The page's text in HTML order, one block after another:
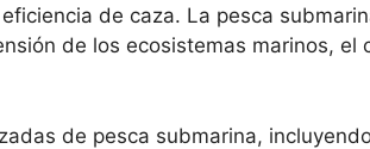
de caza. La pesca
de los ecosistemas marinos, el
de pesca submarina,